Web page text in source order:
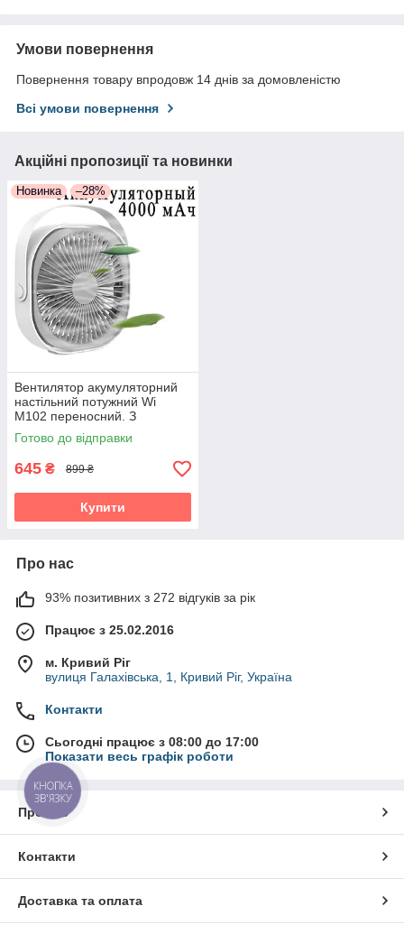
Умови повернення
Повернення товару впродовж 14 днів за домовленістю
Всі умови повернення
Акційні пропозиції та новинки
Новинка –28%
Вентилятор акумуляторний
настільний потужний Wi
M102 переносний. З
перемиканням швидкостей
Готово до відправки
645 ₴ 899 ₴
Купити
Про нас
93% позитивних з 272 відгуків за рік
Працює з 25.02.2016
м. Кривий Ріг
вулиця Галахівська, 1, Кривий Ріг, Україна
Контакти
Сьогодні працює з 08:00 до 17:00
Показати весь графік роботи
Про нас
Контакти
Доставка та оплата
КНОПКА
ЗВ'ЯЗКУ